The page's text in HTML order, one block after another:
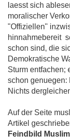
laesst sich
moralischer
"Offiziellen"
hinnahmebereit
schon sind, die
Demokratische
Sturm entfachen;
schon genuegen:
Nichts
Auf der Seite
Artikel
Feindbild